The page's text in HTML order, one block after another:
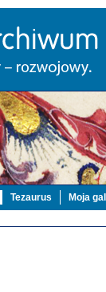
Tezaurus Moja